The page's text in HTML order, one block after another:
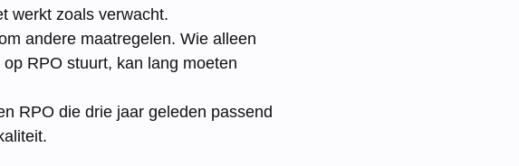
werkt zoals verwacht.
andere maatregelen. Wie alleen
RPO stuurt, kan lang moeten
RPO die drie jaar geleden passend